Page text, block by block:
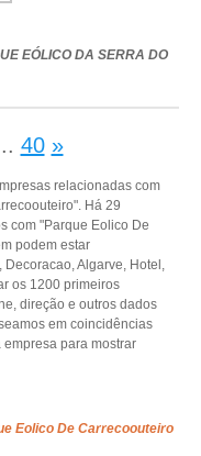
EÓLICO DA SERRA DO
40 »
relacionadas com
Há 29
com "Parque Eolico De
podem estar
Algarve, Hotel,
os 1200 primeiros
direção e outros dados
em coincidências
para mostrar
Eolico De Carrecoouteiro